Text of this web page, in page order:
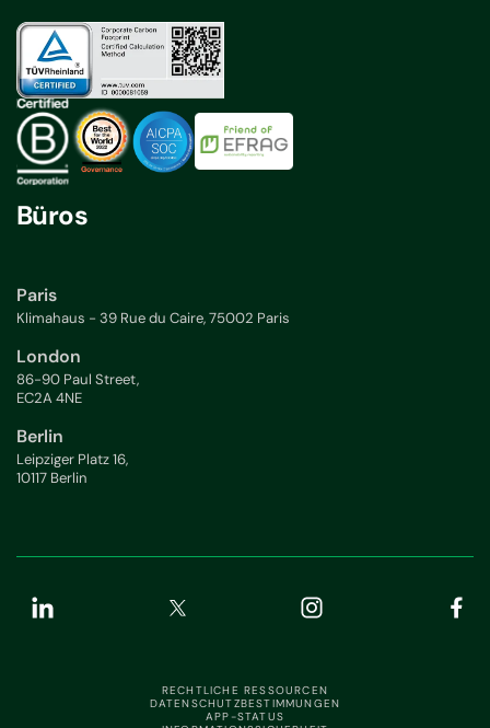
Büros
Paris
Klimahaus - 39 Rue du Caire, 75002 Paris
London
86-90 Paul Street,
EC2A 4NE
Berlin
Leipziger Platz 16,
10117 Berlin
RECHTLICHE RESSOURCEN
DATENSCHUTZBESTIMMUNGEN
APP-STATUS